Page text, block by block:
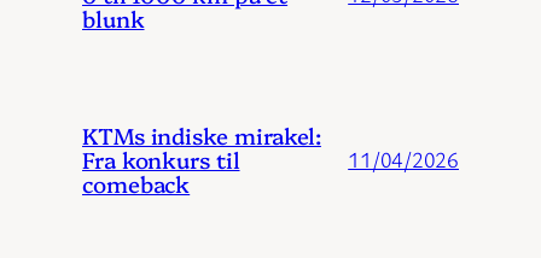
blunk
KTMs indiske mirakel:
Fra konkurs til
comeback
11/04/2026